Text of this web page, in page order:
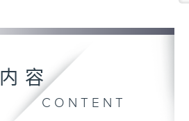
内容
CONTENT